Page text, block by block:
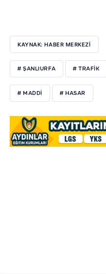
KAYNAK: HABER MERKEZİ
# ŞANLIURFA # TRAFİK
# MADDİ # HASAR